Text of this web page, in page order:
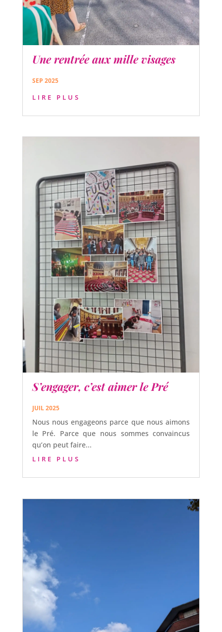
Une rentrée aux mille visages
SEP 2025
LIRE PLUS
S’engager, c’est aimer le Pré
JUIL 2025
Nous nous engageons parce que nous aimons
le Pré. Parce que nous sommes convaincus
qu’on peut faire...
LIRE PLUS